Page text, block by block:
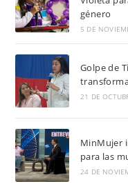
género
5 DE
Golpe de
21 DE
MinMujer
para las
24 DE